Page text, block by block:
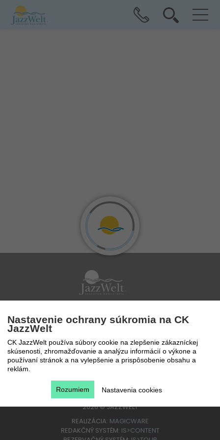
Po - Pi 9 - 17 hod
0850 777 888
2026©JAZZWELT
REALIZÁCIA: MAGICWARE
REDAKČNÝ SYSTÉM: IS>CONTENT
Nastavenie ochrany súkromia na CK
JazzWelt
CK JazzWelt používa súbory cookie na zlepšenie zákazníckej
skúsenosti, zhromažďovanie a analýzu informácií o výkone a
používaní stránok a na vylepšenie a prispôsobenie obsahu a
reklám.
Nastavenia cookies
Rozumiem